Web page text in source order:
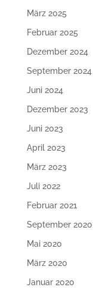
März 2025
Februar 2025
Dezember 2024
September 2024
Juni 2024
Dezember 2023
Juni 2023
April 2023
März 2023
Juli 2022
Februar 2021
September 2020
Mai 2020
März 2020
Januar 2020